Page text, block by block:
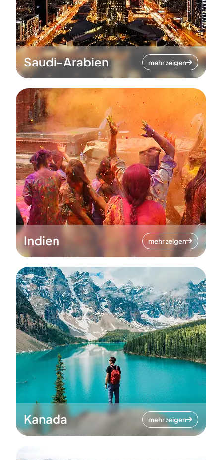
Saudi-Arabien mehr zeigen
Indien mehr zeigen
Kanada mehr zeigen